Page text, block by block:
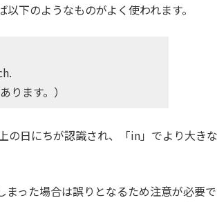
下のようなものがよく使われます。
ります。）
の日にちが認識され、「in」でより大きな
った場合は誤りとなるため注意が必要で